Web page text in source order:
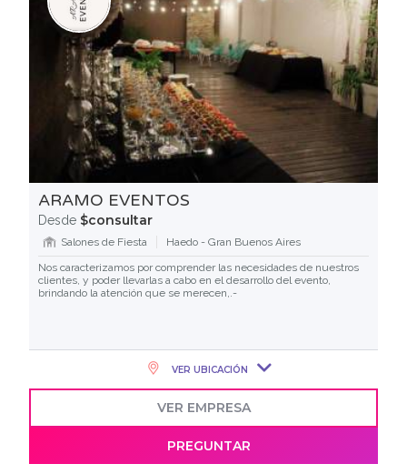
ARAMO EVENTOS
Desde $consultar
Salones de Fiesta
Haedo - Gran Buenos Aires
Nos caracterizamos por comprender las necesidades de nuestros
clientes, y poder llevarlas a cabo en el desarrollo del evento,
brindando la atención que se merecen,.-
VER UBICACIÓN
VER EMPRESA
PREGUNTAR